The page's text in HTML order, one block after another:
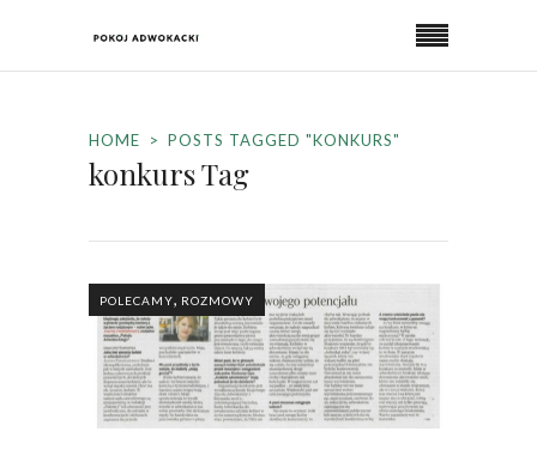
HOME POSTS TAGGED "KONKURS"
konkurs Tag
POLECAMY, ROZMOWY